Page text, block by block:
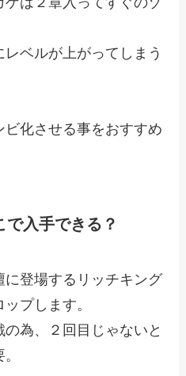
ベルが上がってしまう
ビ化させる事をおすすめ
で入手できる？
登場するリッチキング
プします。
為、２回目じゃないと